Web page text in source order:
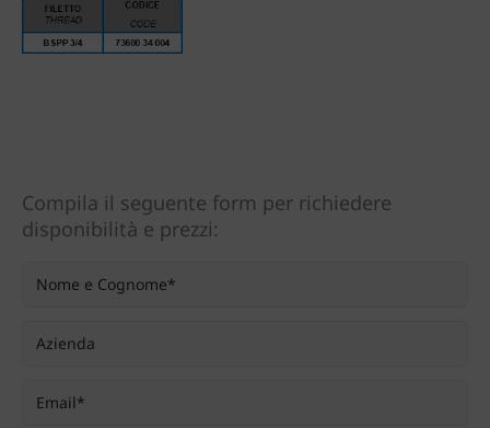
Compila il seguente form per richiedere
disponibilità e prezzi: